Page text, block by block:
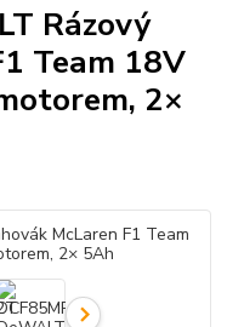
Rázový
Team 18V
2×